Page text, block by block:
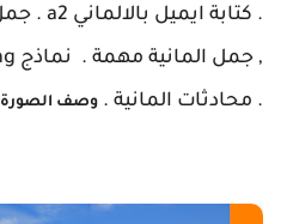
. كتابة ايميل بالالماني a2 .
, جمل المانية مهمة .
. محادثات المانية . وصف الصورة b1